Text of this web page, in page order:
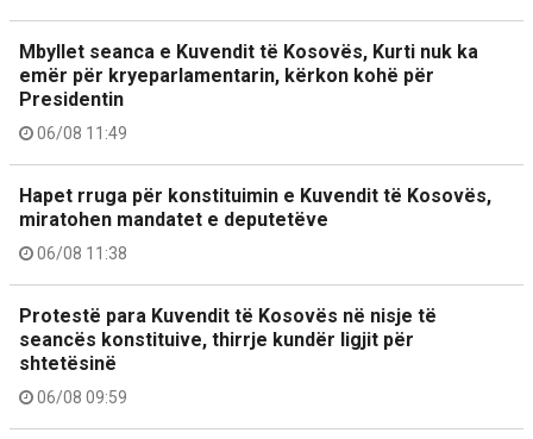
Mbyllet seanca e Kuvendit të Kosovës, Kurti nuk ka
emër për kryeparlamentarin, kërkon kohë për
Presidentin
06/08 11:49
Hapet rruga për konstituimin e Kuvendit të Kosovës,
miratohen mandatet e deputetëve
06/08 11:38
Protestë para Kuvendit të Kosovës në nisje të
seancës konstituive, thirrje kundër ligjit për
shtetësinë
06/08 09:59